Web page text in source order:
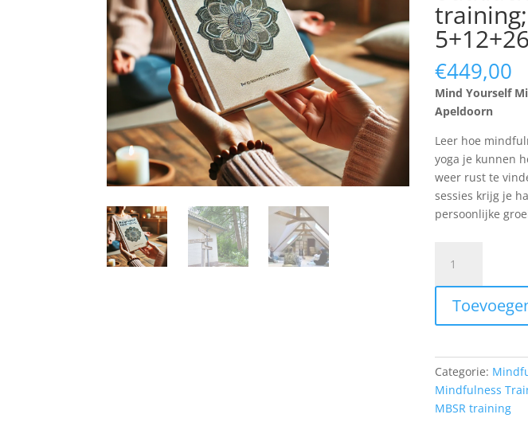
€449,00
Mind Yourself
Apeldoorn
Leer hoe
yoga je kunnen
weer rust te
sessies krijg je
persoonlijke
Mindfulness
Based
Stress
Reduction
99/9402
mindfulness
i.v.m.
burn-
Categorie:
Mindfulness
MBSR training